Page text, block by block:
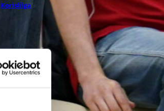
Korisliiga 05.08.2026 09:37
Niko Mykrä
Loimaa
Bisonsiin